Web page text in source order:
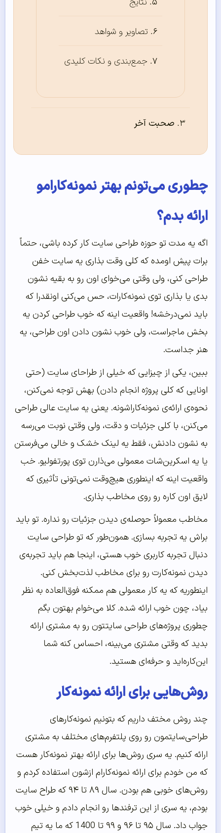
تصاویر و شواهد
جمع‌بندی و نکات کلیدی
صحبت آخر
چطوری می‌تونم بهتر نمونه‌کارامو
ارائه بدم؟
اگه یه مدت تو حوزه طراحی سایت کار کرده باشی، حتماً
برات پیش اومده که کلی وقت بذاری یه سایت خفن
طراحی کنی، ولی وقتی می‌خوای اون رو به بقیه نشون
بدی یا بذاری توی نمونه‌کارات، حس می‌کنی اونقدرا که
باید نمی‌درخشه! واقعیت اینه که خوب طراحی کردن یه
بخش ماجراست، ولی خوب نشون دادن اون طراحی، یه
هنر جداست.
ببین، یکی از چیزایی که خیلی از طراحای سایت (حتی
اونایی که کلی پروژه انجام دادن) بهش توجه نمی‌کنن،
نحوه‌ی ارائه‌ی نمونه‌کاراشونه. یعنی یه سایت عالی طراحی
می‌کنن، با کلی جزئیات و دقت، ولی وقتی نوبت می‌رسه
به نشون دادنش، فقط یه لینک خشک و خالی می‌فرستن
یا یه اسکرین‌شات معمولی می‌ذارن توی پورتفولیو. خب
واقعیت اینه که اینطوری هیچ‌وقت نمی‌تونی تأثیری که
لایق اون کاره رو روی مخاطب بذاری.
مخاطب معمولاً حوصله‌ی دیدن جزئیات رو نداره. تو باید
براش یه تجربه بسازی. همون‌طور که تو طراحی سایت
دنبال تجربه کاربری خوب هستی، اینجا هم باید تجربه‌ی
دیدن نمونه‌کارت رو برای مخاطب لذت‌بخش کنی.
اینطوریه که یه کار معمولی هم ممکنه فوق‌العاده به نظر
بیاد، چون خوب ارائه شده. کلا می‌خوام بهتون بگم
چطوری پروژه‌های طراحی سایتتون رو به مشتری ارائه
بدید که وقتی مشتری می‌بینه، احساس کنه شما
این‌کاره‌اید و حرفه‌ای هستید.
روش‌هایی برای ارائه نمونه‌کار
چند روش مختف داریم که بتونیم نمونه‌کارهای
طراحی‌سایتمون رو روی پلتفرم‌های مختلف به مشتری
ارائه کنیم. یه سری روش‌ها برای ارائه بهتر نمونه‌کار هست
که من خودم برای ارائه نمونه‌کارام ازشون استفاده کردم و
روش‌های خوبی هم بودن. سال ۸۹ تا ۹۴ که طراح سایت
بودم، یه سری از این ترفندها رو انجام دادم و خیلی خوب
جواب داد. سال ۹۵ تا ۹۶ و ۹۹ تا 1400 که ما یه تیم